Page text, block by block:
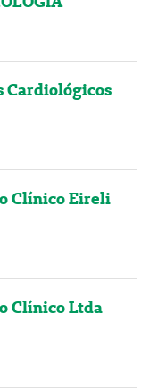
Cardiológicos
Clínico Eireli
Clínico Ltda